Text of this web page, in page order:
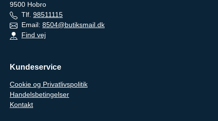
9500 Hobro
Tlf. 98511115
Email: 8504@butiksmail.dk
Find vej
Kundeservice
Cookie og Privatlivspolitik
Handelsbetingelser
Kontakt